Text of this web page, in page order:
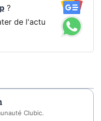
?
de l'actu
Clubic.